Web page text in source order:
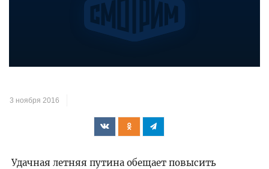
3 ноября 2016
Удачная летняя путина обещает повысить